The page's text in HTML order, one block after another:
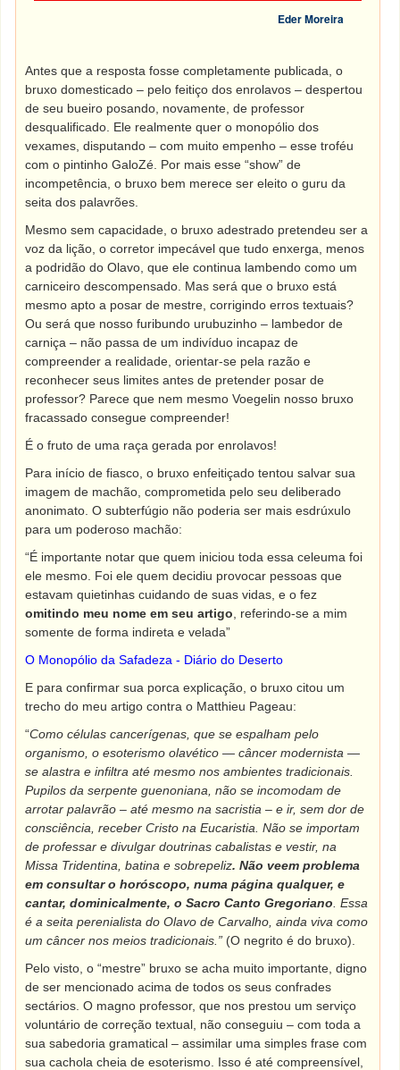
Eder Moreira
Antes que a resposta fosse completamente publicada, o
bruxo domesticado – pelo feitiço dos enrolavos – despertou
de seu bueiro posando, novamente, de professor
desqualificado. Ele realmente quer o monopólio dos
vexames, disputando – com muito empenho – esse troféu
com o pintinho GaloZé. Por mais esse “show” de
incompetência, o bruxo bem merece ser eleito o guru da
seita dos palavrões.
Mesmo sem capacidade, o bruxo adestrado pretendeu ser a
voz da lição, o corretor impecável que tudo enxerga, menos
a podridão do Olavo, que ele continua lambendo como um
carniceiro descompensado. Mas será que o bruxo está
mesmo apto a posar de mestre, corrigindo erros textuais?
Ou será que nosso furibundo urubuzinho – lambedor de
carniça – não passa de um indivíduo incapaz de
compreender a realidade, orientar-se pela razão e
reconhecer seus limites antes de pretender posar de
professor? Parece que nem mesmo Voegelin nosso bruxo
fracassado consegue compreender!
É o fruto de uma raça gerada por enrolavos!
Para início de fiasco, o bruxo enfeitiçado tentou salvar sua
imagem de machão, comprometida pelo seu deliberado
anonimato. O subterfúgio não poderia ser mais esdrúxulo
para um poderoso machão:
“É importante notar que quem iniciou toda essa celeuma foi
ele mesmo. Foi ele quem decidiu provocar pessoas que
estavam quietinhas cuidando de suas vidas, e o fez
omitindo meu nome em seu artigo , referindo-se a mim
somente de forma indireta e velada”
O Monopólio da Safadeza - Diário do Deserto
E para confirmar sua porca explicação, o bruxo citou um
trecho do meu artigo contra o Matthieu Pageau:
“Como células cancerígenas, que se espalham pelo
organismo, o esoterismo olavético — câncer modernista —
se alastra e infiltra até mesmo nos ambientes tradicionais.
Pupilos da serpente guenoniana, não se incomodam de
arrotar palavrão – até mesmo na sacristia – e ir, sem dor de
consciência, receber Cristo na Eucaristia. Não se importam
de professar e divulgar doutrinas cabalistas e vestir, na
Missa Tridentina, batina e sobrepeliz. Não veem problema
em consultar o horóscopo, numa página qualquer, e
cantar, dominicalmente, o Sacro Canto Gregoriano . Essa
é a seita perenialista do Olavo de Carvalho, ainda viva como
um câncer nos meios tradicionais.” (O negrito é do bruxo).
Pelo visto, o “mestre” bruxo se acha muito importante, digno
de ser mencionado acima de todos os seus confrades
sectários. O magno professor, que nos prestou um serviço
voluntário de correção textual, não conseguiu – com toda a
sua sabedoria gramatical – assimilar uma simples frase com
sua cachola cheia de esoterismo. Isso é até compreensível,